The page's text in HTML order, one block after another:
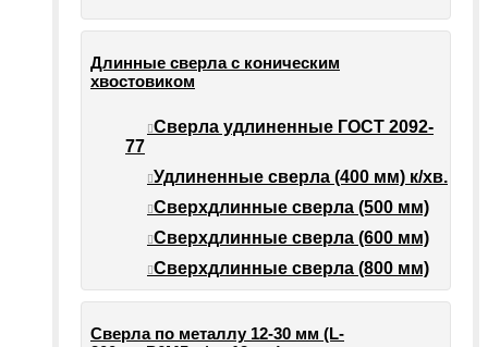
Длинные сверла с коническим
хвостовиком
Сверла удлиненные ГОСТ 2092-
77
Удлиненные сверла (400 мм) к/хв.
Сверхдлинные сверла (500 мм)
Сверхдлинные сверла (600 мм)
Сверхдлинные сверла (800 мм)
Сверла по металлу 12-30 мм (L-